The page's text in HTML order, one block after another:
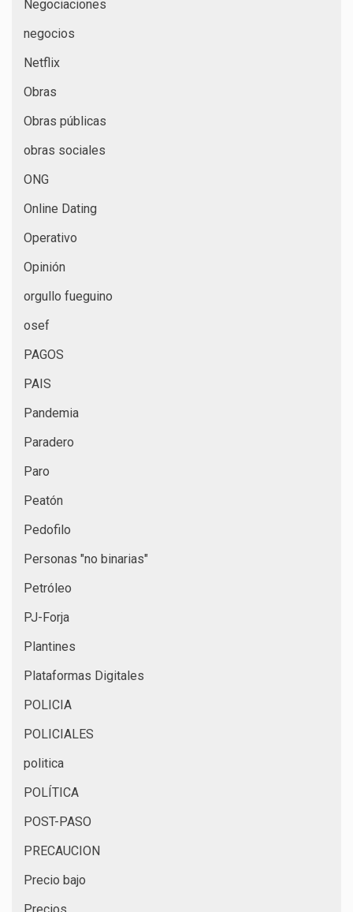
Negociaciones
negocios
Netflix
Obras
Obras públicas
obras sociales
ONG
Online Dating
Operativo
Opinión
orgullo fueguino
osef
PAGOS
PAIS
Pandemia
Paradero
Paro
Peatón
Pedofilo
Personas "no binarias"
Petróleo
PJ-Forja
Plantines
Plataformas Digitales
POLICIA
POLICIALES
politica
POLÍTICA
POST-PASO
PRECAUCION
Precio bajo